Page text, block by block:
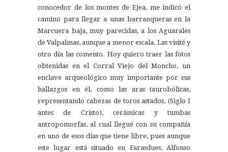
conocedor de los montes de Ejea, me indicó el
camino para llegar a unas barranqueras en la
Marcuera baja, muy parecidas, a los Aguarales
de Valpalmas, aunque a menor escala. Las visité y
otro día las comento. Hoy quiero traer las fotos
obtenidas en el Corral Viejo del Moncho, un
enclave arqueológico muy importante por sus
hallazgos en él, como las aras taurobólicas,
representando cabezas de toros astados, (Siglo I
antes de Cristo), cerámicas y tumbas
antropomorfas, al cual llegué con su compañía
en uno de esos días que tiene libre, pues aunque
este lugar está situado en Farasdues, Alfonso